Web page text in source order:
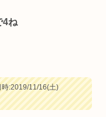
4ね
:2019/11/16(土)